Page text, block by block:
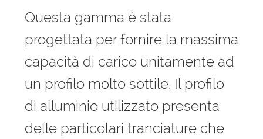
Questa gamma è stata
progettata per fornire la massima
capacità di carico unitamente ad
un profilo molto sottile. Il profilo
di alluminio utilizzato presenta
delle particolari tranciature che